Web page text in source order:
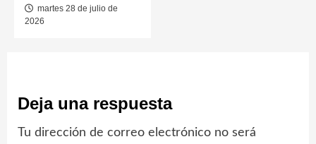
martes 28 de julio de
2026
Deja una respuesta
Tu dirección de correo electrónico no será